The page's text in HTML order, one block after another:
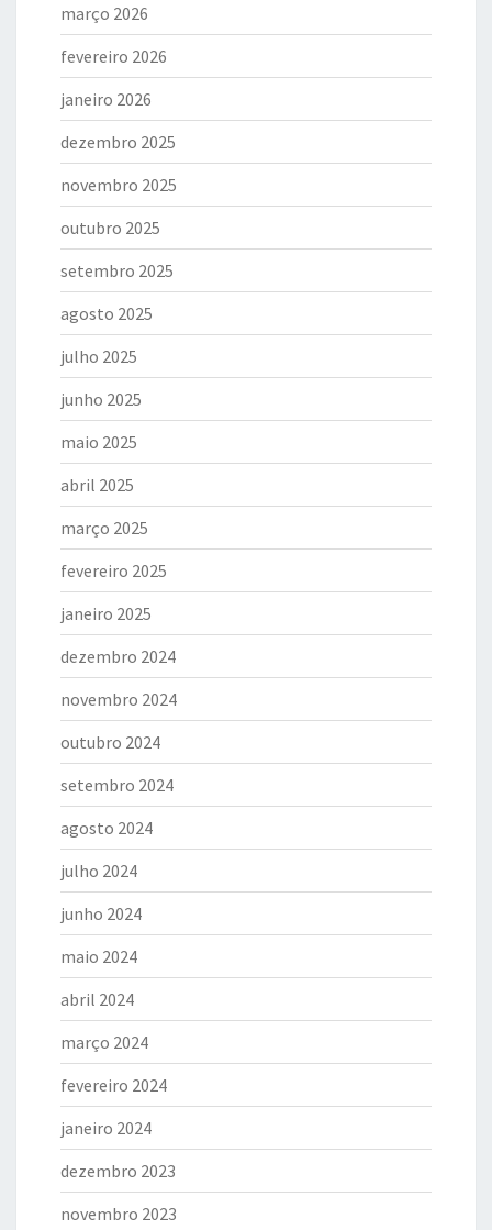
março 2026
fevereiro 2026
janeiro 2026
dezembro 2025
novembro 2025
outubro 2025
setembro 2025
agosto 2025
julho 2025
junho 2025
maio 2025
abril 2025
março 2025
fevereiro 2025
janeiro 2025
dezembro 2024
novembro 2024
outubro 2024
setembro 2024
agosto 2024
julho 2024
junho 2024
maio 2024
abril 2024
março 2024
fevereiro 2024
janeiro 2024
dezembro 2023
novembro 2023